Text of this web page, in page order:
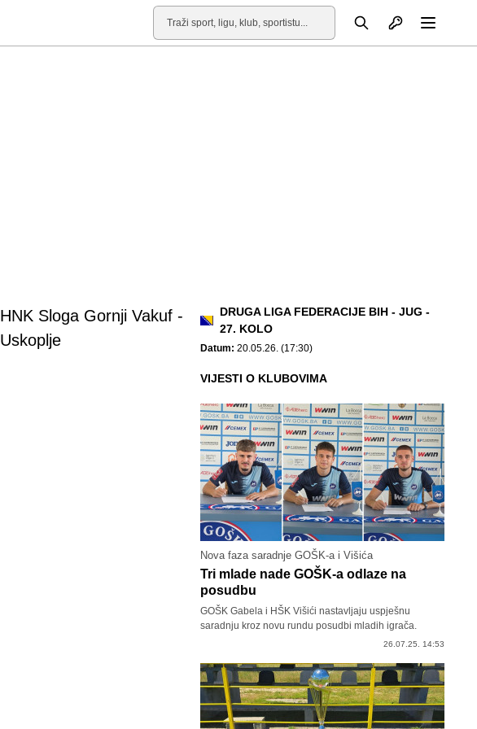
Pretraga Otvori profil
HNK Sloga Gornji Vakuf -
Uskoplje
DRUGA LIGA FEDERACIJE BIH - JUG -
27. KOLO
Datum: 20.05.26. (17:30)
VIJESTI O KLUBOVIMA
Nova faza saradnje GOŠK-a i Višića
Tri mlade nade GOŠK-a odlaze na
posudbu
GOŠK Gabela i HŠK Višići nastavljaju uspješnu
saradnju kroz novu rundu posudbi mladih igrača.
26.07.25. 14:53